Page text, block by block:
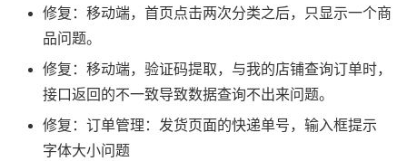
修复：移动端，首页点击两次分类之后，只显示一个商
品问题。
修复：移动端，验证码提取，与我的店铺查询订单时，
接口返回的不一致导致数据查询不出来问题。
修复：订单管理：发货页面的快递单号，输入框提示
字体大小问题